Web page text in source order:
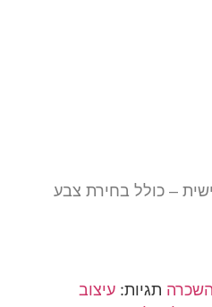
– כולל בחירת צבע
תגיות: עיצוב